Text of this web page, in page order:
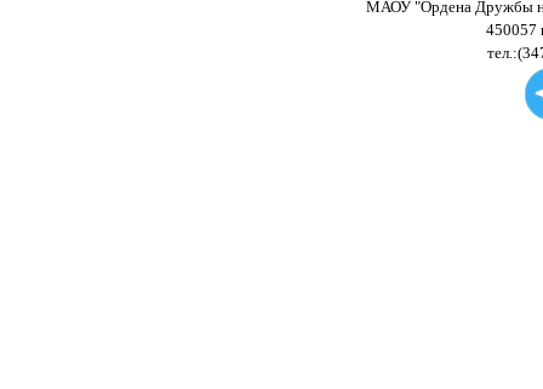
МАОУ "Ордена Дружбы
450057